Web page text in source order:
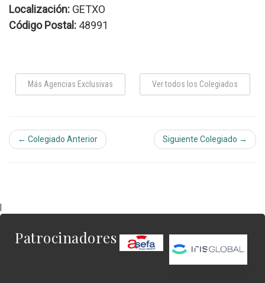
Localización: GETXO
Código Postal: 48991
Más Agencias Exclusivas Ver todos los Colegiados
← Colegiado Anterior Siguiente Colegiado →
Patrocinadores